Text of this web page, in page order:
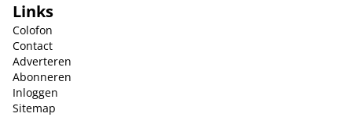
Links
Colofon
Contact
Adverteren
Abonneren
Inloggen
Sitemap